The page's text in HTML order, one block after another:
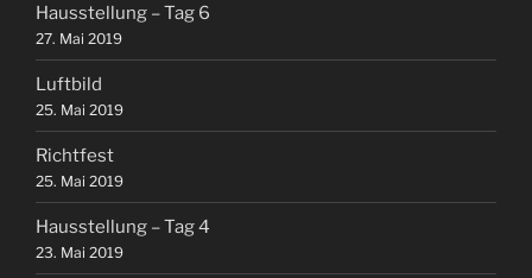
Hausstellung – Tag 6
27. Mai 2019
Luftbild
25. Mai 2019
Richtfest
25. Mai 2019
Hausstellung – Tag 4
23. Mai 2019